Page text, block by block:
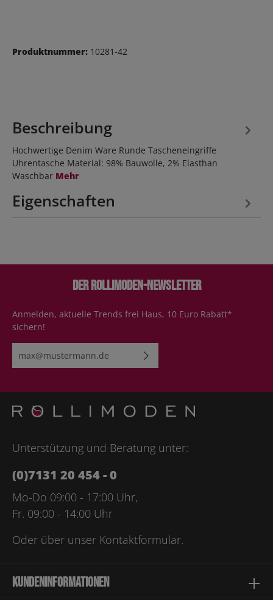
Produktnummer: 10281-42
Beschreibung
Hochwertige Denim Ware Runde Tascheneingriffe
Uhrentasche Material: 98% Bauwolle, 2% Elasthan
Waschbar Mehr
Eigenschaften
Der Rollimoden-Newsletter
Anmelden, aktuelle Trends frei Haus, 10 Euro Rabatt*
sichern!
Bitte geben Sie die abgebildeten Zeichen ein*
Unterstützung und Beratung unter:
(0)7131 20 454 - 0
Mo-Do 09:00 - 17:00 Uhr,
Fr. 09:00 - 14:00 Uhr
Oder über unser Kontaktformular.
Kundeninformationen